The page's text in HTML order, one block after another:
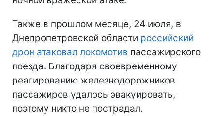
Также в прошлом месяце, 24 июля, в
Днепропетровской области российский
дрон атаковал локомотив пассажирского
поезда. Благодаря своевременному
реагированию железнодорожников
пассажиров удалось эвакуировать,
поэтому никто не пострадал.